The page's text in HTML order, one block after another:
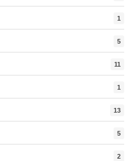
1
5
11
1
13
5
2